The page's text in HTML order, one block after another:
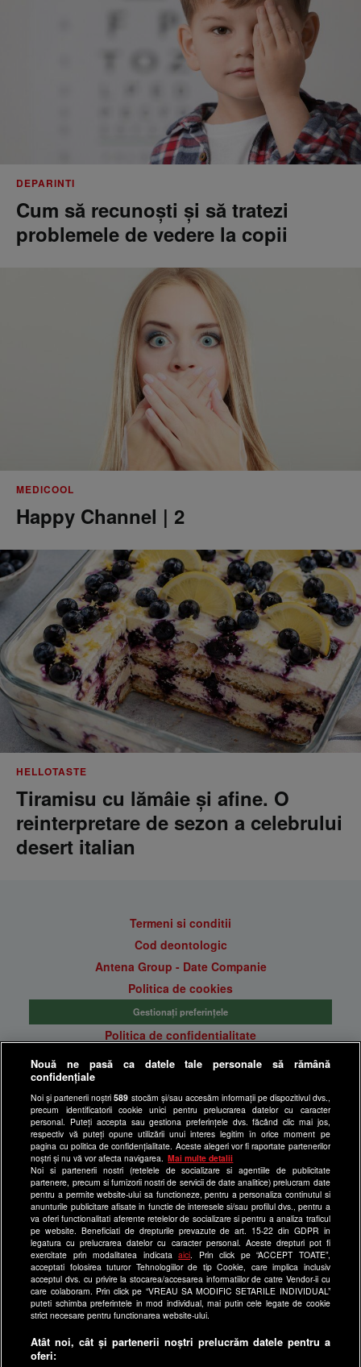
DEPARINTI
Cum să recunoști și să tratezi
problemele de vedere la copii
MEDICOOL
Happy Channel | 2
HELLOTASTE
Tiramisu cu lămâie și afine. O
reinterpretare de sezon a celebrului
desert italian
Termeni si conditii
Cod deontologic
Antena Group - Date Companie
Politica de cookies
Gestionați preferințele
Politica de confidentialitate
Anunturi gratuite pe Lajumate.ro
Program Happy Channel
Echipa editorială
Site-uri Antena Group
a1.ro
antenastars.ro
as.ro
catine.ro
chefi.ro
deparinti.ro
medicool.ro
spynews.ro
Nouă ne pasă ca datele tale personale să rămână
confidențiale
Noi și partenerii noștri589 stocăm și/sau accesăm informații pe dispozitivul dvs.,
precum identificatorii cookie unici pentru prelucrarea datelor cu caracter
personal. Puteți accepta sau gestiona preferințele dvs. făcând clic mai jos,
respectiv vă puteți opune utilizării unui interes legitim în orice moment pe
pagina cu politica de confidențialitate. Aceste alegeri vor fi raportate partenerilor
noștri și nu vă vor afecta navigarea.
Mai multe detalii
Noi si partenerii nostri (retelele de socializare si agentiile de publicitate
partenere, precum si furnizorii nostri de servicii de date analitice) prelucram date
pentru a permite website-ului sa functioneze, pentru a personaliza continutul si
anunturile publicitare afisate in functie de interesele si/sau profilul dvs., pentru a
va oferi functionalitati aferente retelelor de socializare si pentru a analiza traficul
pe website. Beneficiati de drepturile prevazute de art. 15-22 din GDPR in
legatura cu prelucrarea datelor cu caracter personal. Aceste drepturi pot fi
exercitate prin modalitatea indicataaici . Prin click pe “ACCEPT TOATE”,
acceptati folosirea tuturor Tehnologiilor de tip Cookie, care implica inclusiv
acceptul dvs. cu privire la stocarea/accesarea informatiilor de catre Vendor-ii cu
care colaboram. Prin click pe “VREAU SA MODIFIC SETARILE INDIVIDUAL”
puteti schimba preferintele in mod individual, mai putin cele legate de cookie
strict necesare pentru functionarea website-ului.
Atât noi, cât și partenerii noștri prelucrăm datele pentru a
oferi: